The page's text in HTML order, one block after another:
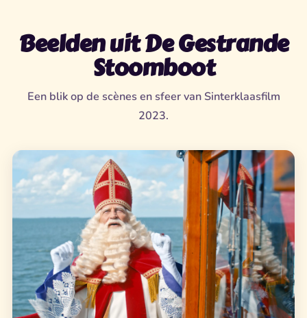
Beelden uit De Gestrande
Stoomboot
Een blik op de scènes en sfeer van Sinterklaasfilm
2023.